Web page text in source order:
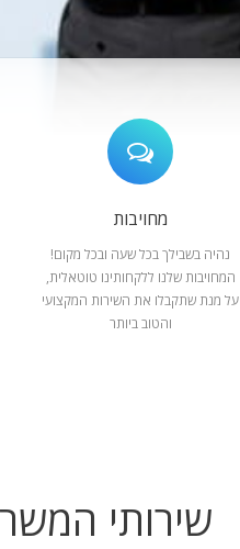
מחויבות
נהיה בשבילך בכל שעה ובכל מקום!
המחויבות שלנו ללקחותינו טוטאלית,
על מנת שתקבלו את השירות המקצועי
והטוב ביותר
שירותי